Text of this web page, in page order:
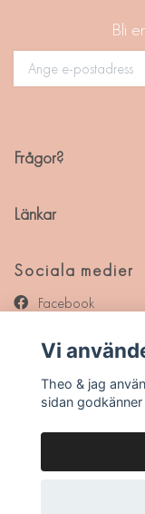
Bli
Frågor?
Länkar
Sociala medier
Facebook
Pinterest
Vi
Theo & jag
sidan